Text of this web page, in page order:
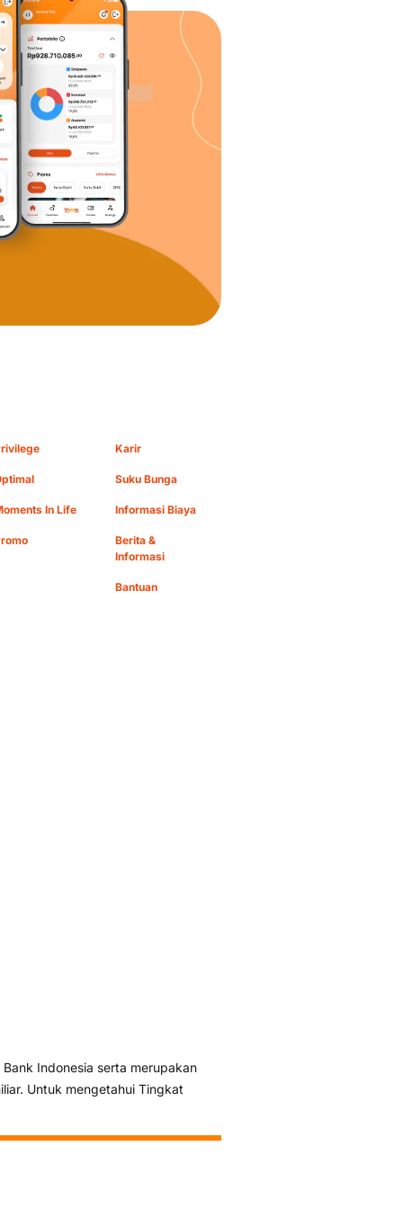
In Life
Karir
Suku Bunga
Informasi Biaya
Berita &
Informasi
Bantuan
Indonesia serta merupakan
Untuk mengetahui Tingkat